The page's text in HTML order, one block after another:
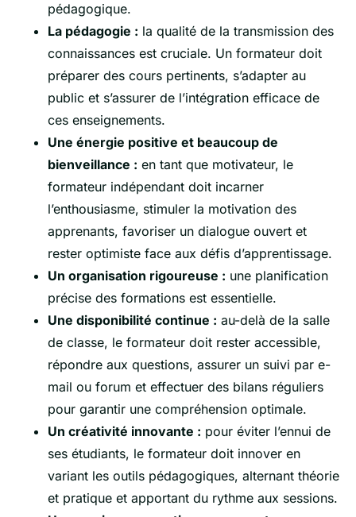
pédagogique.
La pédagogie : la qualité de la transmission des
connaissances est cruciale. Un formateur doit
préparer des cours pertinents, s’adapter au
public et s’assurer de l’intégration efficace de
ces enseignements.
Une énergie positive et beaucoup de
bienveillance : en tant que motivateur, le
formateur indépendant doit incarner
l’enthousiasme, stimuler la motivation des
apprenants, favoriser un dialogue ouvert et
rester optimiste face aux défis d’apprentissage.
Un organisation rigoureuse : une planification
précise des formations est essentielle.
Une disponibilité continue : au-delà de la salle
de classe, le formateur doit rester accessible,
répondre aux questions, assurer un suivi par e-
mail ou forum et effectuer des bilans réguliers
pour garantir une compréhension optimale.
Un créativité innovante : pour éviter l’ennui de
ses étudiants, le formateur doit innover en
variant les outils pédagogiques, alternant théorie
et pratique et apportant du rythme aux sessions.